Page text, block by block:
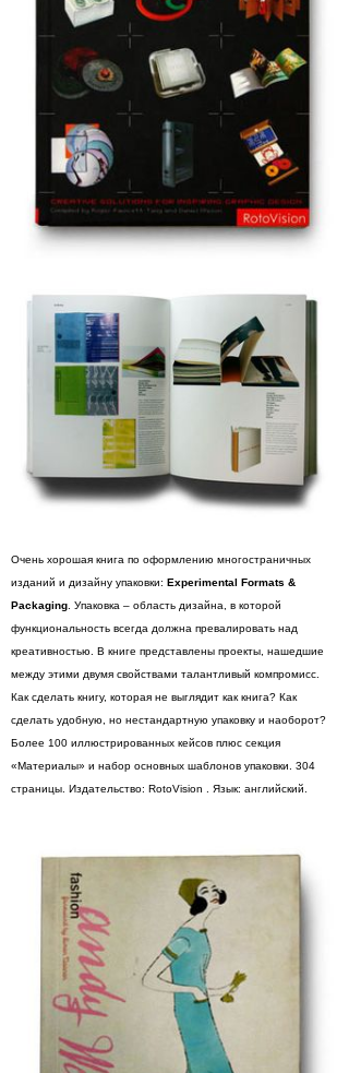
Очень хорошая книга по оформлению многостраничных
изданий и дизайну упаковки: Experimental Formats &
Packaging . Упаковка – область дизайна, в которой
функциональность всегда должна превалировать над
креативностью. В книге представлены проекты, нашедшие
между этими двумя свойствами талантливый компромисс.
Как сделать книгу, которая не выглядит как книга? Как
сделать удобную, но нестандартную упаковку и наоборот?
Более 100 иллюстрированных кейсов плюс секция
«Материалы» и набор основных шаблонов упаковки. 304
страницы. Издательство: RotoVision . Язык: английский.